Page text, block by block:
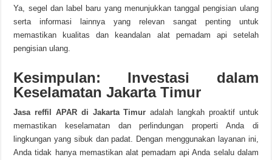
Ya, segel dan label baru yang menunjukkan tanggal pengisian ulang
serta informasi lainnya yang relevan sangat penting untuk
memastikan kualitas dan keandalan alat pemadam api setelah
pengisian ulang.
Kesimpulan: Investasi dalam
Keselamatan Jakarta Timur
Jasa reffil APAR di Jakarta Timur adalah langkah proaktif untuk
memastikan keselamatan dan perlindungan properti Anda di
lingkungan yang sibuk dan padat. Dengan menggunakan layanan ini,
Anda tidak hanya memastikan alat pemadam api Anda selalu dalam